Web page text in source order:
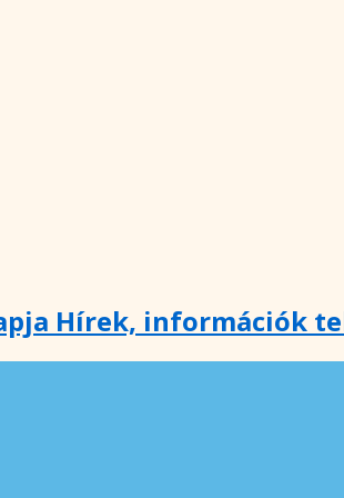
Hírek, információk